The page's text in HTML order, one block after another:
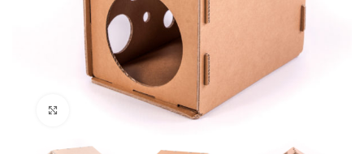
Click to enlarge